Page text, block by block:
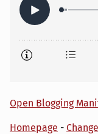
Open Blogging
Homepage -